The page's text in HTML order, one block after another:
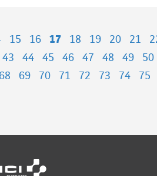
15 16 17 18 19 20 21
43 44 45 46 47 48 49 50
68 69 70 71 72 73 74 75